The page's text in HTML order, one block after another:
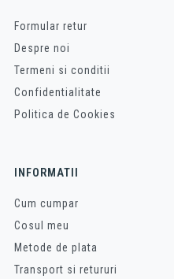
Formular retur
Despre noi
Termeni si conditii
Confidentialitate
Politica de Cookies
INFORMATII
Cum cumpar
Cosul meu
Metode de plata
Transport si retururi